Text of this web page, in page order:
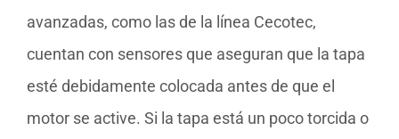
avanzadas, como las de la línea Cecotec,
cuentan con sensores que aseguran que la tapa
esté debidamente colocada antes de que el
motor se active. Si la tapa está un poco torcida o